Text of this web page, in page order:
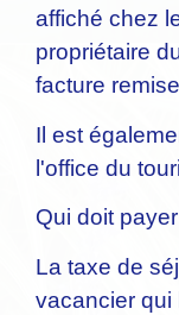
affiché chez
propriétaire
facture
Il est
l'office du
Qui doit
La taxe de
vacancier qui